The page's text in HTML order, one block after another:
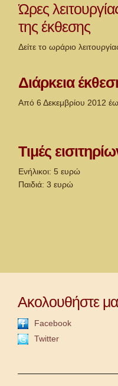
Ώρες
της έκθεσης
Δείτε το ωράριο
Διάρκεια
Aπό 6 Δεκεμβρίου 2012
Τιμές
Ενήλικοι: 5 ευρώ
Παιδιά: 3 ευρώ
Ακολουθήστε
Facebook
Twitter